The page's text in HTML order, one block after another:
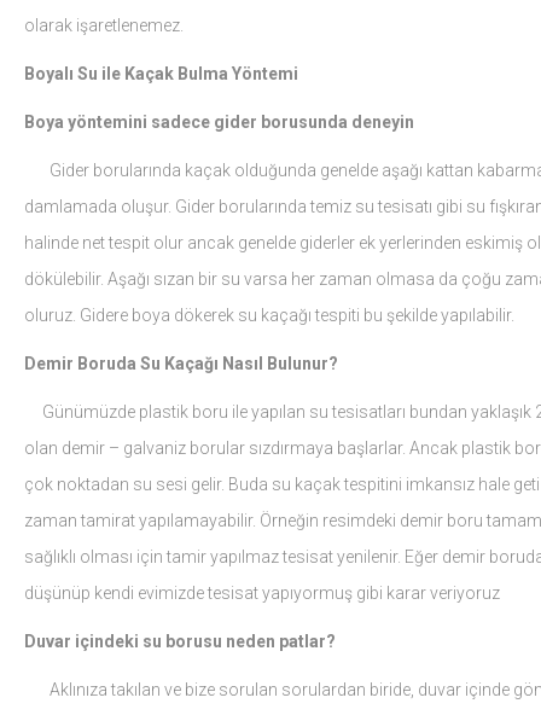
olarak işaretlenemez.
Boyalı Su ile Kaçak Bulma Yöntemi
Boya yöntemini sadece gider borusunda deneyin
Gider borularında kaçak olduğunda genelde aşağı kattan
damlamada oluşur. Gider borularında temiz su tesisatı gibi su
halinde net tespit olur ancak genelde giderler ek yerlerinden eskimiş
dökülebilir. Aşağı sızan bir su varsa her zaman olmasa da çoğu
oluruz. Gidere boya dökerek su kaçağı tespiti bu şekilde yapılabilir.
Demir Boruda Su Kaçağı Nasıl Bulunur?
Günümüzde plastik boru ile yapılan su tesisatları bundan
olan demir – galvaniz borular sızdırmaya başlarlar. Ancak plastik
çok noktadan su sesi gelir. Buda su kaçak tespitini imkansız hale
zaman tamirat yapılamayabilir. Örneğin resimdeki demir boru
sağlıklı olması için tamir yapılmaz tesisat yenilenir. Eğer demir
düşünüp kendi evimizde tesisat yapıyormuş gibi karar veriyoruz
Duvar içindeki su borusu neden patlar?
Aklınıza takılan ve bize sorulan sorulardan biride, duvar içinde